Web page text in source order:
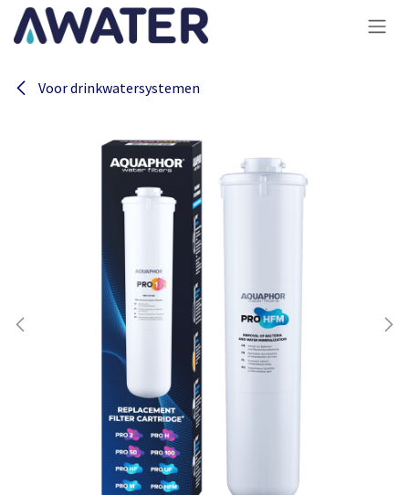
Overslaan naar inhoud
Voor drinkwatersystemen